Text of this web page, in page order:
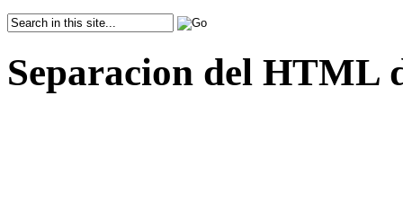
Separacion del HTML